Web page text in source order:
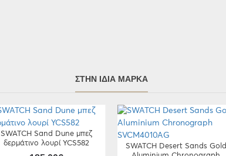
ΣΤΗΝ ΊΔΙΑ ΜΆΡΚΑ
SWATCH Sand Dune μπεζ
δερμάτινο λουρί YCS582
SWATCH Desert Sands Gold